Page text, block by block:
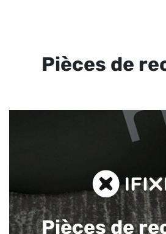
Pièces de
Pièces de